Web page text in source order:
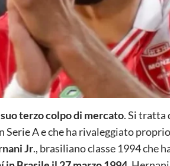
terzo colpo di mercato. Si tratta
A e che ha rivaleggiato
Jr., brasiliano classe 1994 che